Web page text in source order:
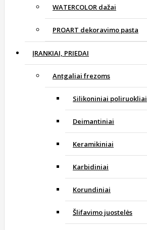
WATERCOLOR dažai
PROART dekoravimo pasta
ĮRANKIAI, PRIEDAI
Antgaliai frezoms
Silikoniniai poliruokliai
Deimantiniai
Keramikiniai
Karbidiniai
Korundiniai
Šlifavimo juostelės